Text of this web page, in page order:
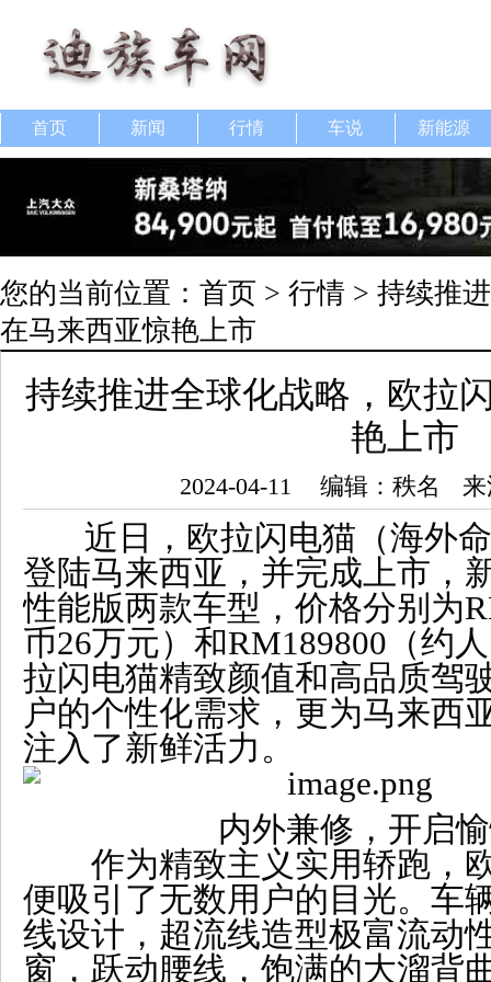
首页 新闻 行情 车说 新能源
您的当前位置： 首页 > 行情 > 持续推
在马来西亚惊艳上市
持续推进全球化战略，欧拉
艳上市
2024-04-11 编辑：秩名
近日，欧拉闪电猫（海外命
登陆马来西亚，并完成上市，
性能版两款车型，价格分别为
币26万元）和RM189800（约
拉闪电猫精致颜值和高品质驾
户的个性化需求，更为马来西
注入了新鲜活力。
内外兼修，开启
作为精致主义实用轿跑，
便吸引了无数用户的目光。车
线设计，超流线造型极富流动
窗，跃动腰线，饱满的大溜背